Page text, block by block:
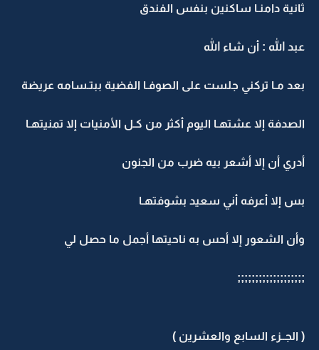
ثانية دامنـا ساكنين بنفس الفندق
عبد الله : أن شاء الله
بعد مـا تركني جلست على الصوفـا الفضية ببتـسامه عريضة
الصدفة إلا عشتهـا اليوم أكثر من كـل الأمنيات إلا تمنيتهـا
أدري أن إلا أشعر بيه ضرب من الجنون
بس إلا أعرفه أني سعيد بشوفتهـا
وأن الشعور إلا أحس به ناحيتها أجمل ما حصل لي
;;;;;;;;;;;;;;;;;;;
( الجــزء السابع والعشرين )